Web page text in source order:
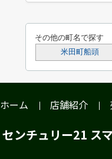
その他の町名で探す
米田町船頭
ホーム 店舗紹介
センチュリー21 ス